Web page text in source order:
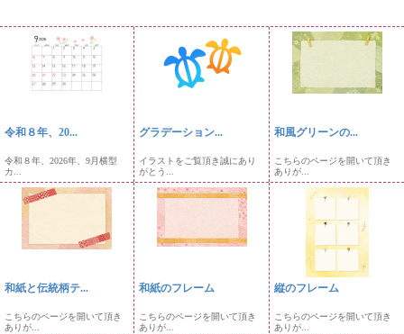
令和８年、20...
令和８年、2026年、9月横型
カ...
グラデーション...
イラストをご覧頂き誠にあり
がとう...
和風グリーンの...
こちらのページを開いて頂き
ありが...
和紙と伝統柄テ...
こちらのページを開いて頂き
ありが...
和紙のフレーム
こちらのページを開いて頂き
ありが...
縦のフレーム
こちらのページを開いて頂き
ありが...